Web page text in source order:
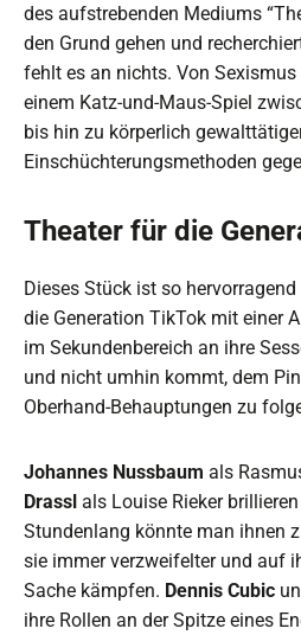
des aufstrebenden Mediums
den Grund gehen und
fehlt es an nichts. Von
einem Katz-und-Maus-Spiel
bis hin zu körperlich
Einschüchterungsmethoden
Theater für die
Dieses Stück ist so
die Generation TikTok mit einer
im Sekundenbereich an ihre
und nicht umhin kommt, dem
Oberhand-Behauptungen zu
Johannes Nussbaum als
Drassl als Louise Rieker
Stundenlang könnte man ihnen
sie immer verzweifelter und auf
Sache kämpfen. Dennis Cubic
ihre Rollen an der Spitze eines